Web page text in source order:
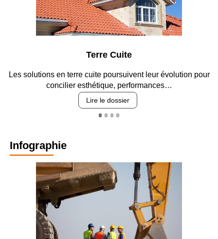
Terre Cuite
Les solutions en terre cuite poursuivent leur évolution pour
concilier esthétique, performances…
Lire le dossier
Infographie